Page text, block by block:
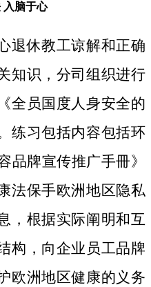
入脑于心
退休教工谅解和正确
知识，分司组织进行
全员国度人身安全的
练习包括内容包括环
品牌宣传推广手冊》
法保手欧洲地区隐私
，根据实际阐明和互
构，向企业员工品牌
欧洲地区健康的义务